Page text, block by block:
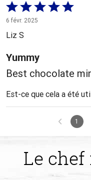
Coté
5 sur
5
6 févr. 2025
Liz S
Yummy
Best chocolate
Est-ce que cela a été
1
Le